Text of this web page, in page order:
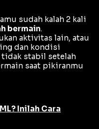
sudah kalah 2 kali
bermain.
aktivitas lain, atau
dan kondisi
tidak stabil setelah
saat pikiranmu
Inilah Cara